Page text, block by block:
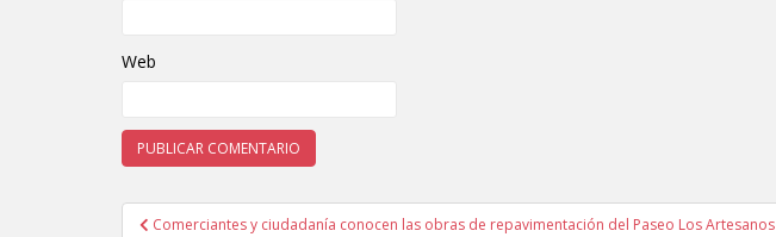
Web
Comerciantes y ciudadanía conocen las obras de repavimentación del Paseo Los Artesanos